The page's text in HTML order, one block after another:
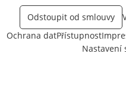
Odstoupit od smlouvy
Ochrana datPřístupnost
Nastavení